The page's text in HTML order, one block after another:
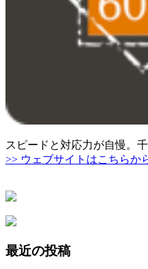
スピードと対応力が自慢。
>> ウェブサイトはこちらか
最近の投稿